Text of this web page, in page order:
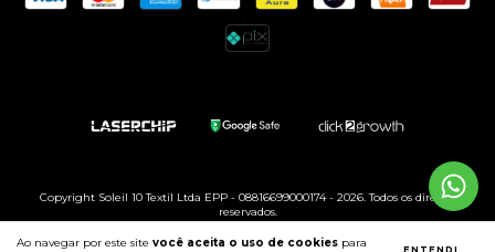
Ao navegar por este site você aceita o uso de cookies para
ENTENDI
Copyright Soleil 10 Textil Ltda EPP - 08816699000174 - 2026. Todos os direitos
reservados.